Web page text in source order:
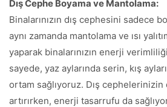
Dış Cephe Boyama ve Mantolama:
Binalarınızın dış cephesini sadece
aynı zamanda mantolama ve ısı
yaparak binalarınızın enerji
sayede, yaz aylarında serin, kış
ortam sağlıyoruz. Dış
artırırken, enerji tasarrufu da